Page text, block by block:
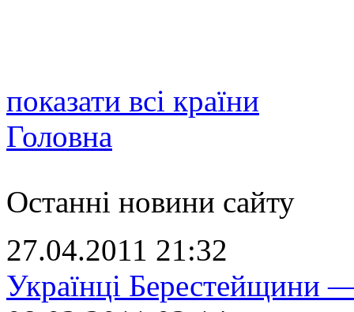
показати всі країни
Головна
Останні новини сайту
27.04.2011 21:32
Українці Берестейщини